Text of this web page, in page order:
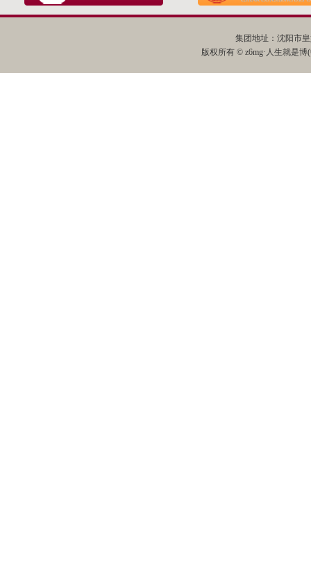
集团地址：沈阳市
版权所有 © z6mg·人生就是